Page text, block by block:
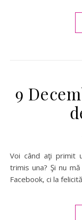
9
Voi când aţi primit ultima dată o felicitare? Dar când aţi
trimis una? Şi nu
Facebook, ci la